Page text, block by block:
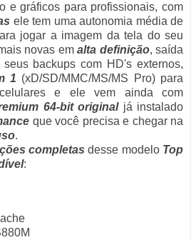
e gráficos para profissionais, com
ele tem uma autonomia média de
jogar a imagem da tela do seu
novas emalta definição, saída
backups com HD's externos,
1 (xD/SD/MMC/MS/MS Pro) para
e ele vem ainda com
64-bit originaljá instalado
que você precisa e chegar na
.
completas desse modelo Top
: